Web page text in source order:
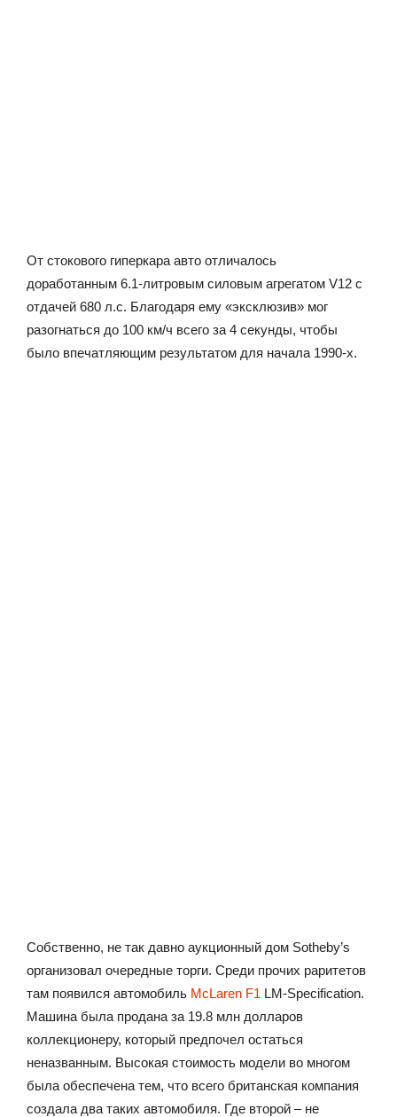
От стокового гиперкара авто отличалось
доработанным 6.1-литровым силовым агрегатом V12 с
отдачей 680 л.с. Благодаря ему «эксклюзив» мог
разогнаться до 100 км/ч всего за 4 секунды, чтобы
было впечатляющим результатом для начала 1990-х.
Собственно, не так давно аукционный дом Sotheby’s
организовал очередные торги. Среди прочих раритетов
там появился автомобиль McLaren F1 LM-Specification.
Машина была продана за 19.8 млн долларов
коллекционеру, который предпочел остаться
неназванным. Высокая стоимость модели во многом
была обеспечена тем, что всего британская компания
создала два таких автомобиля. Где второй – не